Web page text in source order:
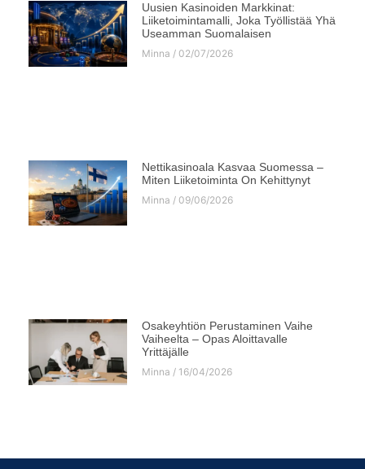
Uusien Kasinoiden Markkinat:
Liiketoimintamalli, Joka Työllistää Yhä
Useamman Suomalaisen
Minna 02/07/2026
Nettikasinoala Kasvaa Suomessa –
Miten Liiketoiminta On Kehittynyt
Minna 09/06/2026
Osakeyhtiön Perustaminen Vaihe
Vaiheelta – Opas Aloittavalle
Yrittäjälle
Minna 16/04/2026